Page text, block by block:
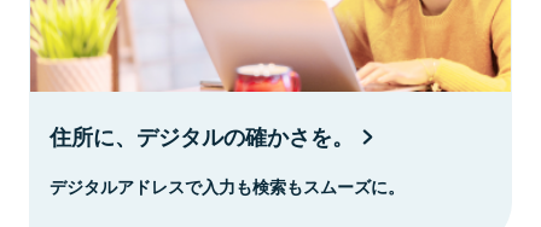
住所に、デジタルの確かさを。
デジタルアドレスで入力も検索もスムーズに。